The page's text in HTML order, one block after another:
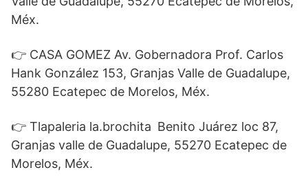
Méx.
👉 CASA GOMEZ Av. Gobernadora Prof. Carlos
Hank González 153, Granjas Valle de Guadalupe,
55280 Ecatepec de Morelos, Méx.
👉 Tlapaleria la.brochita Benito Juárez loc 87,
Granjas valle de Guadalupe, 55270 Ecatepec de
Morelos, Méx.